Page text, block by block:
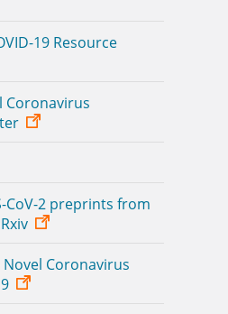
19 Resource
Coronavirus
CoV-2 preprints from
Novel Coronavirus